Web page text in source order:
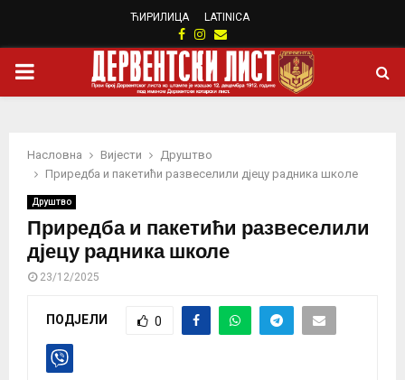
ЋИРИЛИЦА LATINICA
Facebook
Instagram
Email
PRIMARY
Насловна Вијести
Друштво
Приредба и пакетићи развеселили дјецу радника школе
Друштво
Приредба и пакетићи развеселили
дјецу радника школе
23/12/2025
ПОДЈЕЛИ 0